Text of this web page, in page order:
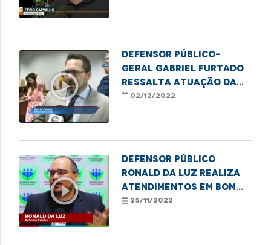
play_circle_outline
Defensor Público-
Geral Gabriel Furtado
ressalta atuação da
DPE na garantia dos
02/12/2022
play_circle_outline
Defensor público
Ronald da Luz realiza
atendimentos em Bom
Jesus da Selva - MA
25/11/2022